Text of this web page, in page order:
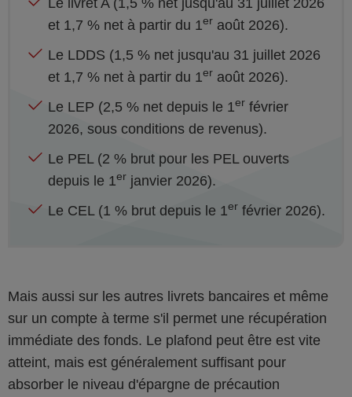
Le livret A (1,5 % net jusqu'au 31 juillet 2026
et 1,7 % net à partir du 1er août 2026).
Le LDDS (1,5 % net jusqu'au 31 juillet 2026
et 1,7 % net à partir du 1er août 2026).
Le LEP (2,5 % net depuis le 1er février
2026, sous conditions de revenus).
Le PEL (2 % brut pour les PEL ouverts
depuis le 1er janvier 2026).
Le CEL (1 % brut depuis le 1er février 2026).
Mais aussi sur les autres livrets bancaires et même
sur un compte à terme s'il permet une récupération
immédiate des fonds. Le plafond peut être est vite
atteint, mais est généralement suffisant pour
absorber le niveau d'épargne de précaution